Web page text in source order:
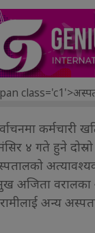
४ गते हुने
अजिता वरालका
अन्य